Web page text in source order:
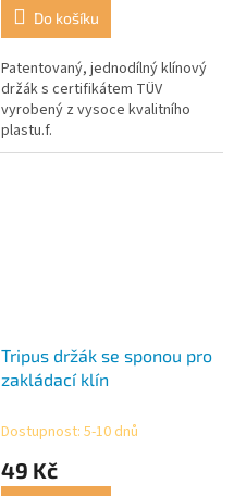
Do košíku
Patentovaný, jednodílný klínový
držák s certifikátem TÜV
vyrobený z vysoce kvalitního
plastu.f.
Tripus držák se sponou pro
zakládací klín
Dostupnost: 5-10 dnů
49 Kč